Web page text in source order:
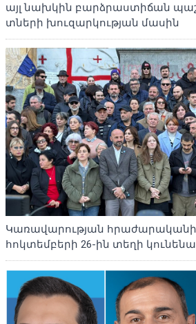
այլ նախկին բարձրաստիճան
տների խուզարկության մասին
Կառավարության
հոկտեմբերի 26-ին տեղի